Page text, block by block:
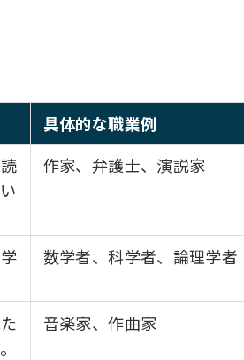
具体的な職業例
作家、弁護士、演説家
数学者、科学者、論理学者
音楽家、作曲家